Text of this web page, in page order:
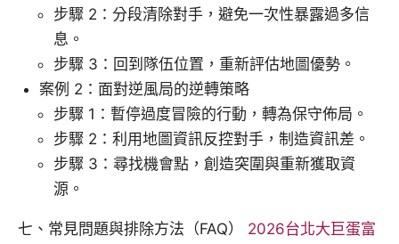
步驟 2：分段清除對手，避免一次性暴露過多信
息。
步驟 3：回到隊伍位置，重新評估地圖優勢。
案例 2：面對逆風局的逆轉策略
步驟 1：暫停過度冒險的行動，轉為保守佈局。
步驟 2：利用地圖資訊反控對手，制造資訊差。
步驟 3：尋找機會點，創造突圍與重新獲取資
源。
七、常見問題與排除方法（FAQ） 2026台北大巨蛋富